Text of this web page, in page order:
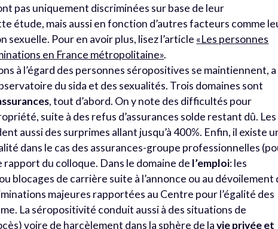
pas uniquement discriminées sur base de leur
étude, mais aussi en fonction d’autres facteurs comme
Pour en avoir plus, lisez l’article «Les personnes
en France métropolitaine».
à l’égard des personnes séropositives se maintiennent, a
du sida et des sexualités. Trois domaines sont
, tout d’abord. On y note des difficultés pour
suite à des refus d’assurances solde restant dû. Les
aussi des surprimes allant jusqu’à 400%. Enfin, il existe
dans le cas des assurances-groupe professionnelles
du colloque. Dans le domaine de l’emploi: les
blocages de carrière suite à l’annonce ou au dévoilement
majeures rapportées au Centre pour l’égalité des
La séropositivité conduit aussi à des situations de
voire de harcèlement dans la sphère de lavie privée et